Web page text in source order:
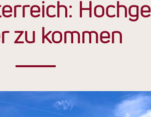
zu kommen